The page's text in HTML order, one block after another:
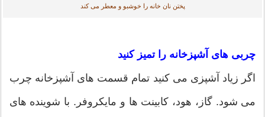
پختن نان خانه را خوشبو و معطر می کند
چربی های آشپزخانه را تمیز کنید
اگر زیاد آشپزی می کنید تمام قسمت های آشپزخانه چرب
می شود. گاز، هود، کابینت ها و مایکروفر. با شوینده های